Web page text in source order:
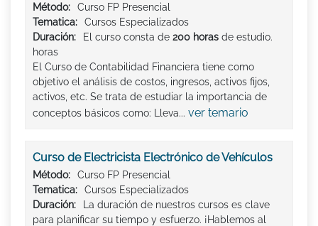
Método:
Curso FP Presencial
Tematica:
Cursos Especializados
Duración:
El curso consta de 200 horas de estudio.
horas
El Curso de Contabilidad Financiera tiene como
objetivo el análisis de costos, ingresos, activos fijos,
activos, etc. Se trata de estudiar la importancia de
conceptos básicos como: Lleva... ver temario
Curso de Electricista Electrónico de Vehículos
Método:
Curso FP Presencial
Tematica:
Cursos Especializados
Duración:
La duración de nuestros cursos es clave
para planificar su tiempo y esfuerzo. ¡Hablemos al